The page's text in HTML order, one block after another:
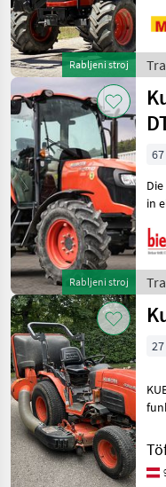
Fendt
New Holland
Steyr
Claas
Prikaži
vse
(48)
MODEL
M5-
092
Kabine
BX
231
M4-
063
Kabine
M6122
Rabljeni stroj
in
Rabljeni stroj
in